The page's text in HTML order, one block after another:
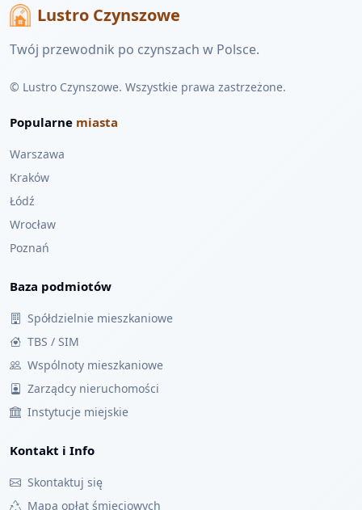
Lustro Czynszowe
Twój przewodnik po czynszach w Polsce.
© Lustro Czynszowe. Wszystkie prawa zastrzeżone.
Popularne miasta
Warszawa
Kraków
Łódź
Wrocław
Poznań
Baza podmiotów
Spółdzielnie mieszkaniowe
TBS / SIM
Wspólnoty mieszkaniowe
Zarządcy nieruchomości
Instytucje miejskie
Kontakt i Info
Skontaktuj się
Mapa opłat śmieciowych